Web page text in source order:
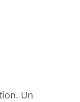
Un